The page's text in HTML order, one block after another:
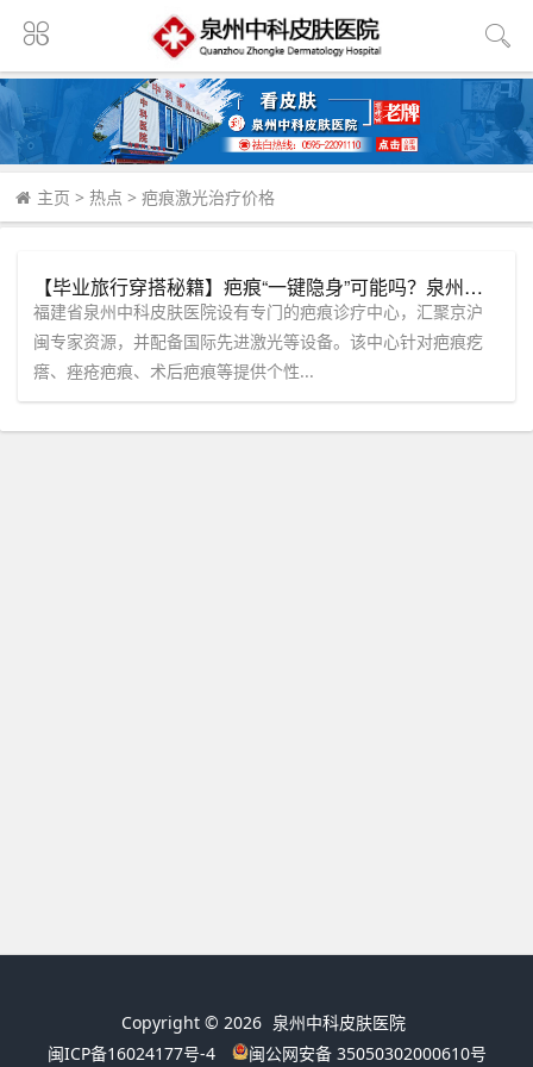
主页 > 热点 > 疤痕激光治疗价格
【毕业旅行穿搭秘籍】疤痕“一键隐身”可能吗？泉州中科皮肤医院专家团为您解读科学“隐形”方案！
福建省泉州中科皮肤医院设有专门的疤痕诊疗中心，汇聚京沪
闽专家资源，并配备国际先进激光等设备。该中心针对疤痕疙
瘩、痤疮疤痕、术后疤痕等提供个性...
Copyright © 2026 泉州中科皮肤医院
闽ICP备16024177号-4
闽公网安备 35050302000610号